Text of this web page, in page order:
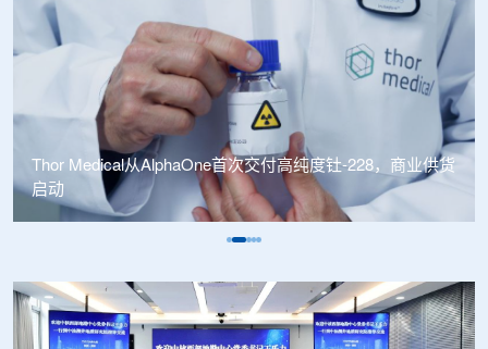
中广核达胜携手浙江嘉广束 打造国内首套全自主电子束固
化卷钢涂装产业链